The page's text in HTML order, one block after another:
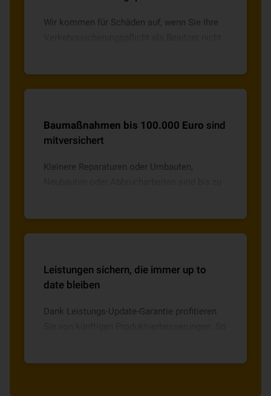
Wir kommen für Schäden auf, wenn Sie Ihre
Baumaßnahmen bis 100.000 Euro sind
mitversichert
Kleinere Reparaturen oder Umbauten,
Leistungen sichern, die immer up to
date bleiben
Dank Leistungs-Update-Garantie profitieren